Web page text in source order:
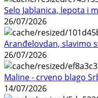
Selo Jablanica, lepota i
26/07/2026
Aranđelovdan, slavimo
26/07/2026
Maline - crveno blago
14/07/2026